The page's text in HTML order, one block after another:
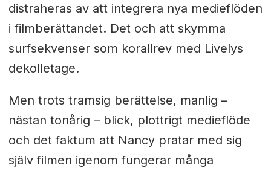
distraheras av att integrera nya medieflöden
i filmberättandet. Det och att skymma
surfsekvenser som korallrev med Livelys
dekolletage.
Men trots tramsig berättelse, manlig –
nästan tonårig – blick, plottrigt medieflöde
och det faktum att Nancy pratar med sig
själv filmen igenom fungerar många